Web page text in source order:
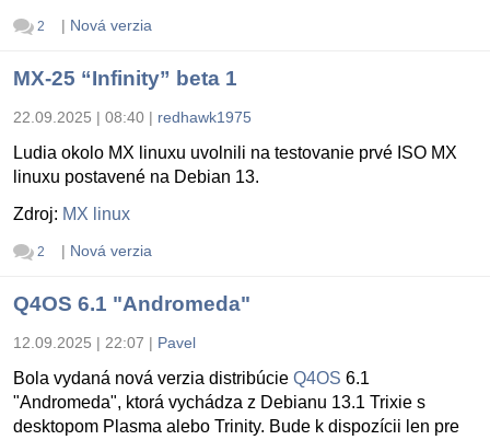
2 | Nová verzia
MX-25 “Infinity” beta 1
22.09.2025 | 08:40 | redhawk1975
Ludia okolo MX linuxu uvolnili na testovanie prvé ISO MX
linuxu postavené na Debian 13.
Zdroj: MX linux
2 | Nová verzia
Q4OS 6.1 "Andromeda"
12.09.2025 | 22:07 | Pavel
Bola vydaná nová verzia distribúcie Q4OS 6.1
"Andromeda", ktorá vychádza z Debianu 13.1 Trixie s
desktopom Plasma alebo Trinity. Bude k dispozícii len pre